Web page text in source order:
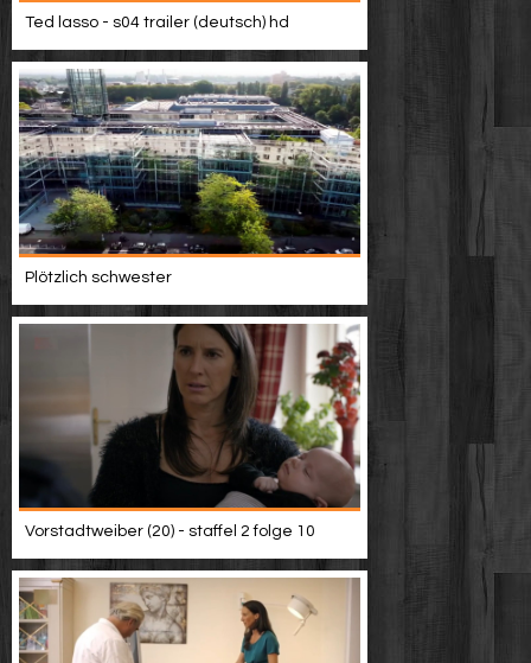
Ted lasso - s04 trailer (deutsch) hd
Plötzlich schwester
Vorstadtweiber (20) - staffel 2 folge 10